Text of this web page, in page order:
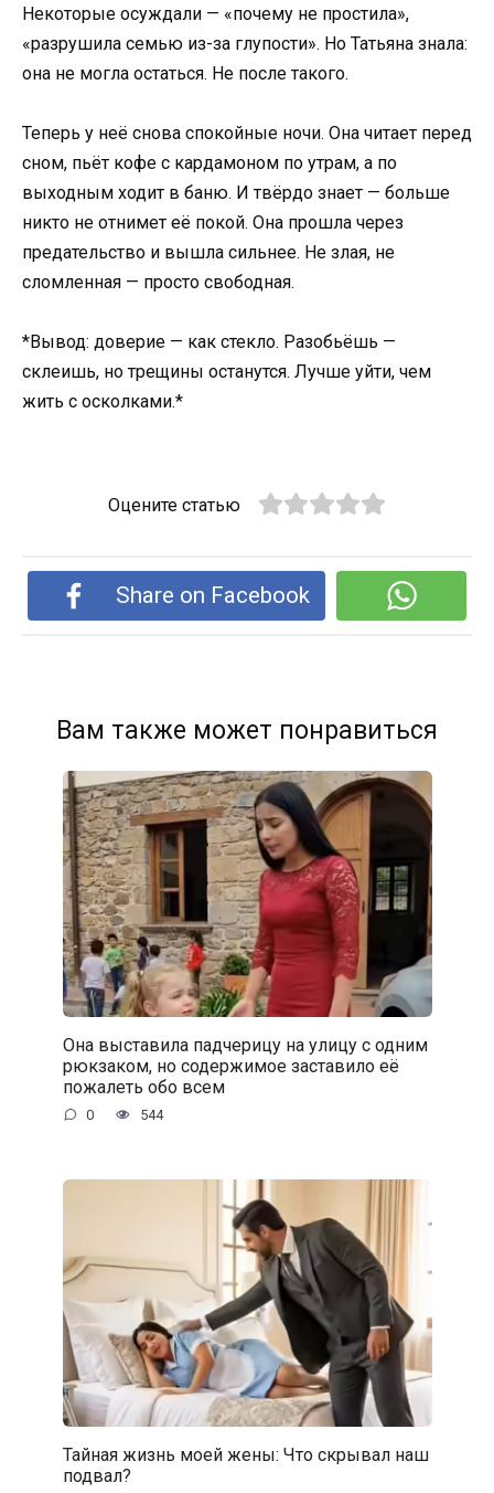
Некоторые осуждали — «почему не простила»,
«разрушила семью из-за глупости». Но Татьяна знала:
она не могла остаться. Не после такого.
Теперь у неё снова спокойные ночи. Она читает перед
сном, пьёт кофе с кардамоном по утрам, а по
выходным ходит в баню. И твёрдо знает — больше
никто не отнимет её покой. Она прошла через
предательство и вышла сильнее. Не злая, не
сломленная — просто свободная.
*Вывод: доверие — как стекло. Разобьёшь —
склеишь, но трещины останутся. Лучше уйти, чем
жить с осколками.*
Оцените статью
Share on Facebook
Вам также может понравиться
Она выставила падчерицу на улицу с одним
рюкзаком, но содержимое заставило её
пожалеть обо всем
0 544
Тайная жизнь моей жены: Что скрывал наш
подвал?